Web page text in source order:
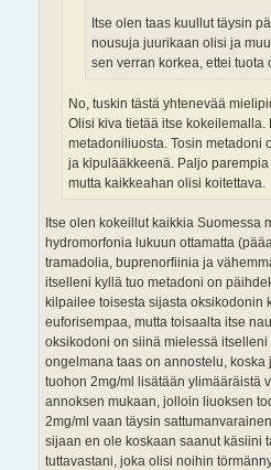
Itse olen taas kuullut täysin
nousuja juurikaan olisi ja
sen verran korkea, ettei tuota
No, tuskin tästä yhtenevää
Olisi kiva tietää itse
metadoniliuosta. Tosin metadoni
ja kipulääkkeenä. Paljo
mutta kaikkeahan olisi koitettava.
Itse olen kokeillut kaikkia Suomessa
hydromorfonia lukuun ottamatta
tramadolia, buprenorfiinia ja
itselleni kyllä tuo metadoni on
kilpailee toisesta sijasta oksikodonin
euforisempaa, mutta toisaalta itse
oksikodoni on siinä mielessä
ongelmana taas on annostelu,
tuohon 2mg/ml lisätään ylimääräistä
annoksen mukaan, jolloin liuoksen
2mg/ml vaan täysin
sijaan en ole koskaan saanut käsiini
tuttavastani, joka olisi noihin